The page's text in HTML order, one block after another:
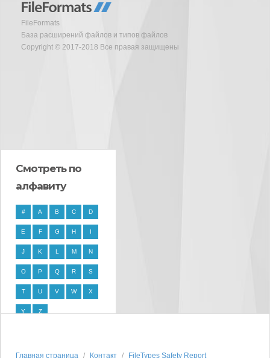
FileFormats
База расширений файлов и типов файлов
Copyright © 2017-2018 Все правая защищены
Смотреть по
алфавиту
# A B C D
E F G H I
J K L M N
O P Q R S
T U V W X
Y Z
Главная страница Контакт FileTypes Safety Report